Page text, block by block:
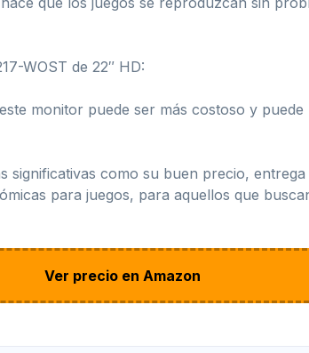
WOST de 22″ HD:
monitor puede ser más costoso y
significativas como su buen precio,
para juegos, para aquellos que
Ver precio en Amazon